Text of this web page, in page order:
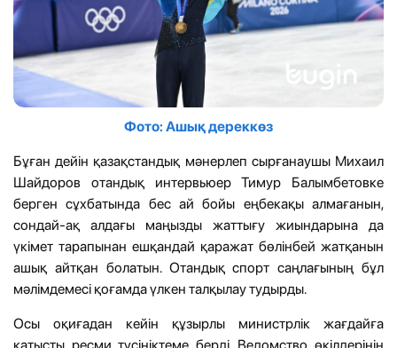
Фото: Ашық дереккөз
Бұған дейін қазақстандық мәнерлеп сырғанаушы Михаил
Шайдоров отандық интервьюер Тимур Балымбетовке
берген сұхбатында бес ай бойы еңбекақы алмағанын,
сондай-ақ алдағы маңызды жаттығу жиындарына да
үкімет тарапынан ешқандай қаражат бөлінбей жатқанын
ашық айтқан болатын. Отандық спорт саңлағының бұл
мәлімдемесі қоғамда үлкен талқылау тудырды.
Осы оқиғадан кейін құзырлы министрлік жағдайға
қатысты ресми түсініктеме берді. Ведомство өкілдерінің